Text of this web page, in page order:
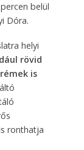
belül
Dóra.
helyi
rövid
is
ronthatja